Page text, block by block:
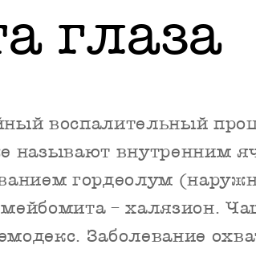
глаза
воспалительный
называют внутренним
гордеолум
– халязион.
Заболевание